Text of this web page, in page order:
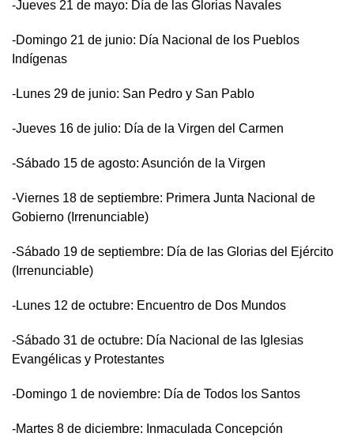
-Jueves 21 de mayo: Día de las Glorias Navales
-Domingo 21 de junio: Día Nacional de los Pueblos
Indígenas
-Lunes 29 de junio: San Pedro y San Pablo
-Jueves 16 de julio: Día de la Virgen del Carmen
-Sábado 15 de agosto: Asunción de la Virgen
-Viernes 18 de septiembre: Primera Junta Nacional de
Gobierno (Irrenunciable)
-Sábado 19 de septiembre: Día de las Glorias del Ejército
(Irrenunciable)
-Lunes 12 de octubre: Encuentro de Dos Mundos
-Sábado 31 de octubre: Día Nacional de las Iglesias
Evangélicas y Protestantes
-Domingo 1 de noviembre: Día de Todos los Santos
-Martes 8 de diciembre: Inmaculada Concepción